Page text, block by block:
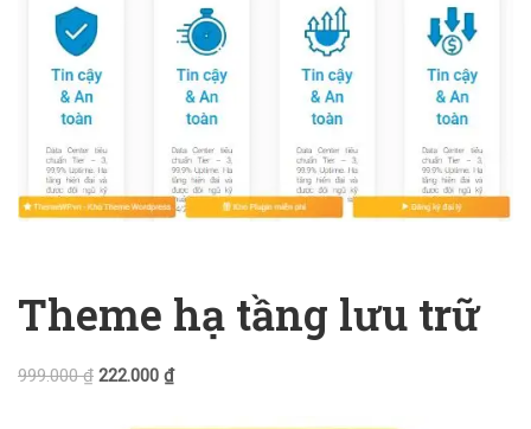
Theme hạ tầng lưu trữ
999.000₫ 222.000 ₫